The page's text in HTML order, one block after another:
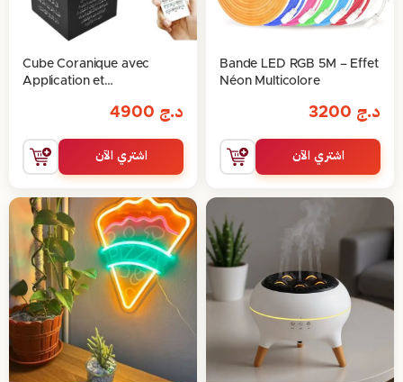
Bande LED RGB 5M – Effet
Néon Multicolore
د.ج
اشتري الآن
Cube Coranique avec
Application et
د.ج
اشتري الآن